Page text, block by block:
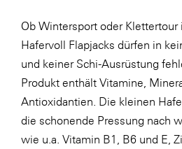
Ob Wintersport oder Klettertour
Hafervoll Flapjacks dürfen in
und keiner Schi-Ausrüstung
Produkt enthält Vitamine,
Antioxidantien. Die kleinen
die schonende Pressung nach
wie u.a. Vitamin B1, B6 und E,